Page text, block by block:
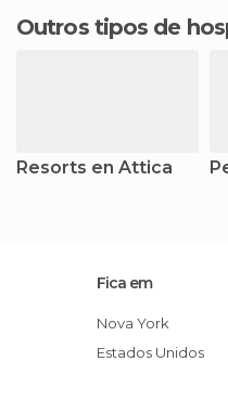
Outros tipos de
Resorts en Attica
Fica em
Nova York
Estados Unidos